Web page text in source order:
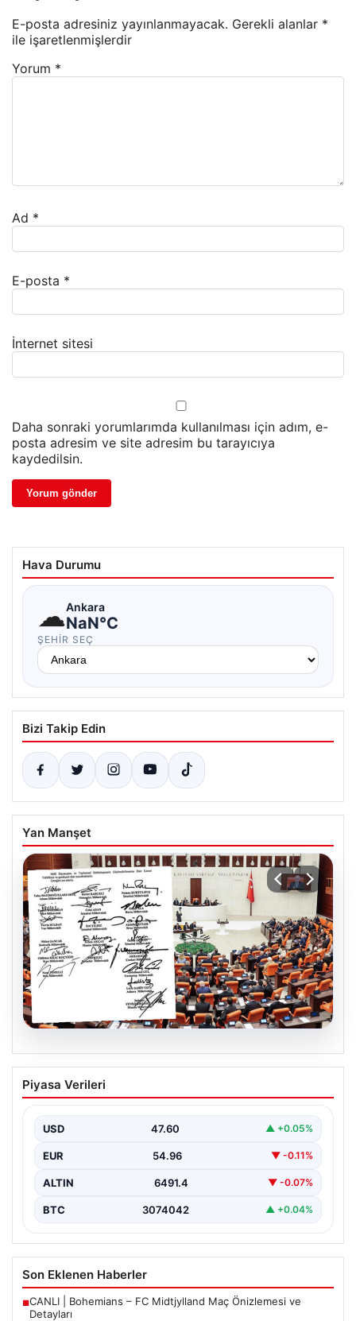
E-posta adresiniz yayınlanmayacak. Gerekli alanlar *
ile işaretlenmişlerdir
Yorum *
Ad *
E-posta *
İnternet sitesi
Daha sonraki yorumlarımda kullanılması için adım, e-
posta adresim ve site adresim bu tarayıcıya
kaydedilsin.
Hava Durumu
☁Ankara
NaN°C
ŞEHIR SEÇ
Bizi Takip Edin
Yan Manşet
Terörle Mücadelede Tarihi Adım: Yeni
Çerçeve Yasa Teklifi TBMM’ye Sunuldu
güçlendirmeye yönelik kapsamlı bir hukuki altyapı
oluşturmak…
Piyasa Verileri
USD 47.60 ▲ +0.05%
EUR 54.96 ▼ -0.11%
ALTIN 6491.4 ▼ -0.07%
BTC 3074042 ▲ +0.04%
Son Eklenen Haberler
■CANLI | Bohemians – FC Midtjylland Maç Önizlemesi ve
Detayları